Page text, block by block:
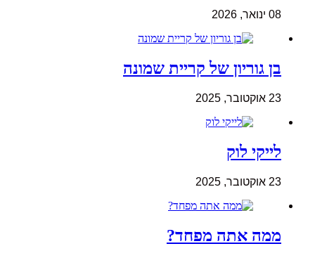
08 ינואר, 2026
בן גוריון של קריית שמונה
23 אוקטובר, 2025
לייקי לוק
23 אוקטובר, 2025
ממה אתה מפחד?